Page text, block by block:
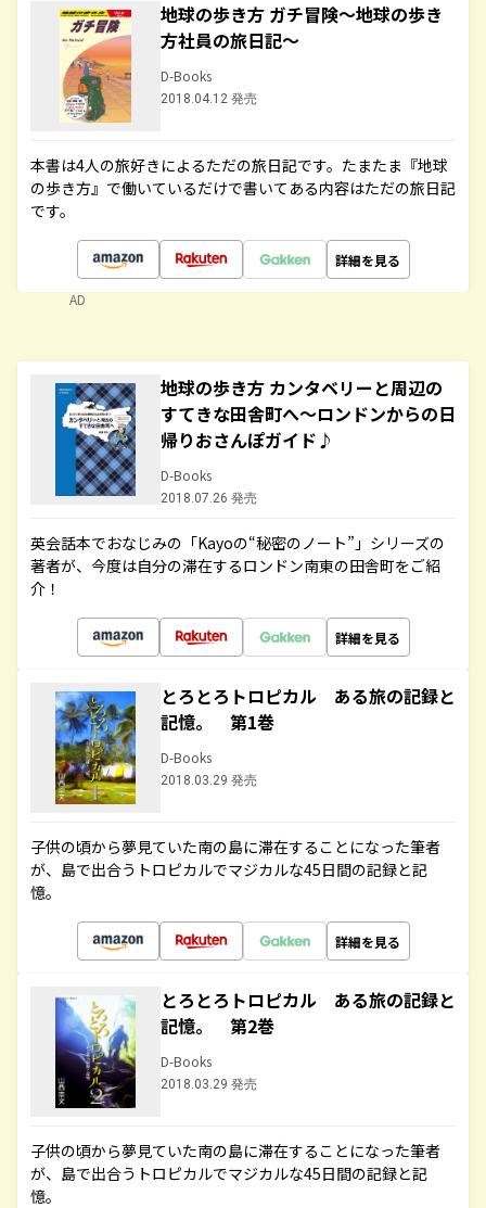
地球の歩き方 ガチ冒険～地球の歩き
方社員の旅日記～
D-Books
2018.04.12 発売
本書は4人の旅好きによるただの旅日記です。たまたま『地球
の歩き方』で働いているだけで書いてある内容はただの旅日記
です。
詳細を見る
AD
地球の歩き方 カンタベリーと周辺の
すてきな田舎町へ～ロンドンからの日
帰りおさんぽガイド♪
D-Books
2018.07.26 発売
英会話本でおなじみの「Kayoの“秘密のノート”」シリーズの
著者が、今度は自分の滞在するロンドン南東の田舎町をご紹
介！
詳細を見る
とろとろトロピカル ある旅の記録と
記憶。 第1巻
D-Books
2018.03.29 発売
子供の頃から夢見ていた南の島に滞在することになった筆者
が、島で出合うトロピカルでマジカルな45日間の記録と記
憶。
詳細を見る
とろとろトロピカル ある旅の記録と
記憶。 第2巻
D-Books
2018.03.29 発売
子供の頃から夢見ていた南の島に滞在することになった筆者
が、島で出合うトロピカルでマジカルな45日間の記録と記
憶。